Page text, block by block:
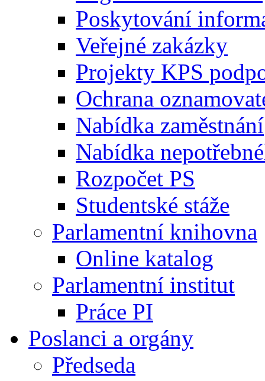
Poskytování
Veřejné zakázky
Projekty KPS
Ochrana
Nabídka zaměstnání
Nabídka
Rozpočet PS
Studentské stáže
Parlamentní knihovna
Online katalog
Parlamentní institut
Práce PI
Poslanci a orgány
Předseda